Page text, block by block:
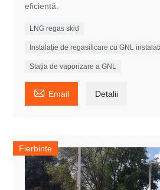
eficientă.
LNG regas skid
Instalație de regasificare cu GNL
Stația de vaporizare a GNL
 Email Detalii
Fierbinte